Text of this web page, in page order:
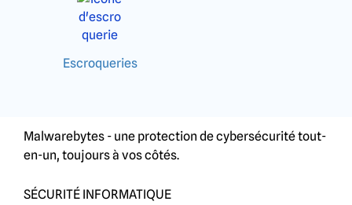
Escroqueries
Malwarebytes - une protection de cybersécurité tout-
en-un, toujours à vos côtés.
SÉCURITÉ INFORMATIQUE